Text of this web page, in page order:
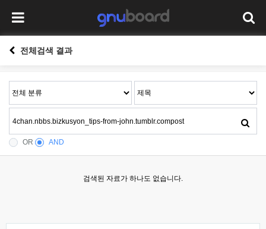
전체검색 결과
OR AND
검색된 자료가 하나도 없습니다.